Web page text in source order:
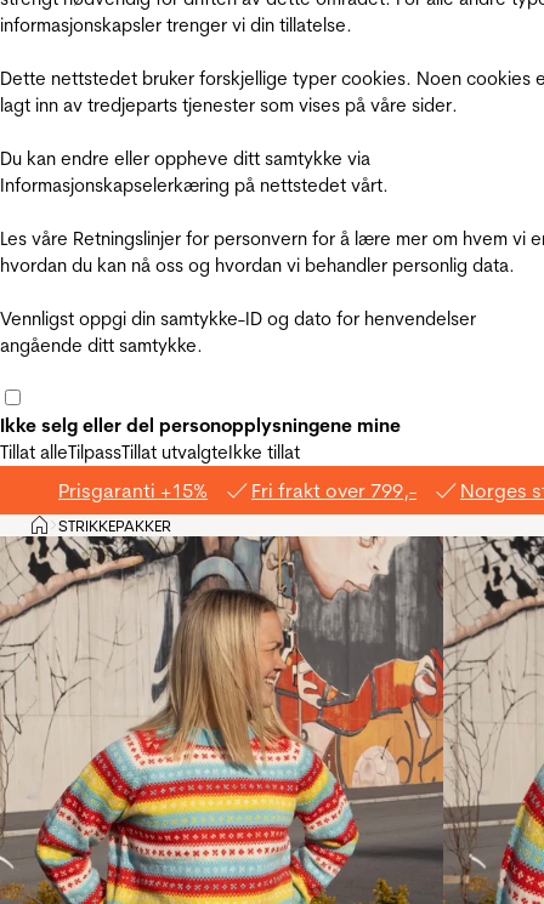
informasjonskapsler trenger vi din tillatelse.
Dette nettstedet bruker forskjellige typer cookies. Noen cookies
lagt inn av tredjeparts tjenester som vises på våre sider.
Du kan endre eller oppheve ditt samtykke via
Informasjonskapselerkæring på nettstedet vårt.
Les våre Retningslinjer for personvern for å lære mer om hvem vi
hvordan du kan nå oss og hvordan vi behandler personlig data.
Vennligst oppgi din samtykke-ID og dato for henvendelser
angående ditt samtykke.
Ikke selg eller del personopplysningene mine
Tillat alleTilpassTillat utvalgteIkke tillat
Prisgaranti +15% Fri frakt over 799,- Norges
Hjem
>STRIKKEPAKKER